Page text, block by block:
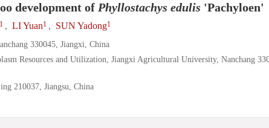
development of Phyllostachys edulis 'Pachyloen'
1 , LI Yuan1 , SUN Yadong1
330045, Jiangxi, China
Resources and Utilization, Jiangxi Agricultural University, Nanchang
210037, Jiangsu, China